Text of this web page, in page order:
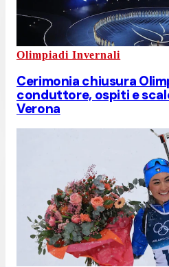
Olimpiadi Invernali
Cerimonia chiusura
conduttore, ospiti e
Verona